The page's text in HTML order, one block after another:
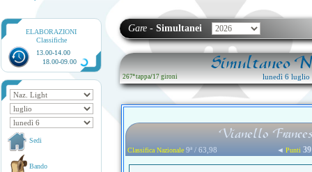
ELABORAZIONI
Classifiche
13.00-14.00
18.00-09.00
Sedi
Bando
Gare - Simultanei
Simultaneo
267ª tappa/17 gironi lunedì 6 luglio
Vianello
Classifica Nazionale 9ª / 63,98 ◄ Punti 39